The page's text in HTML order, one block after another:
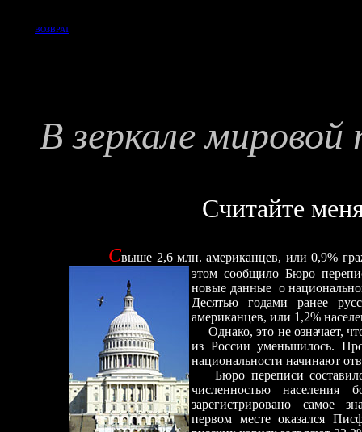
ВОЗВРАТ
В зеркале мировой
Считайте
Свыше 2,6 млн. американцев, или 0,9%
этом сообщило Бюро
новые данные о
Десятью годами ранее
американцев, или 1,2%
Однако, это не означает,
из России уменьшилось.
национальности начинают
Бюро переписи
численностью
зарегистрировано самое
первом месте оказался